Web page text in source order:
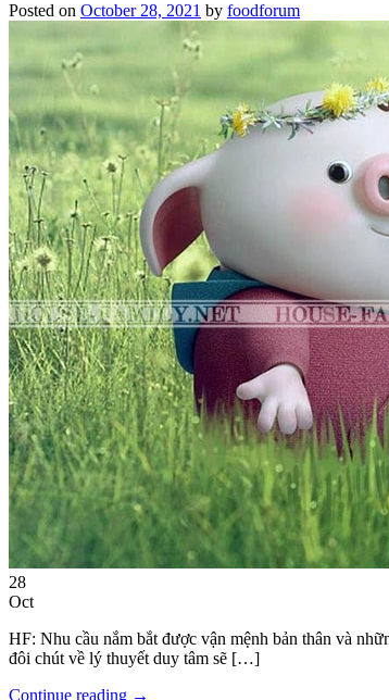
Posted on October 28, 2021 by foodforum
28
Oct
HF: Nhu cầu nắm bắt được vận mệnh bản thân và
đôi chút về lý thuyết duy tâm sẽ […]
Continue reading →